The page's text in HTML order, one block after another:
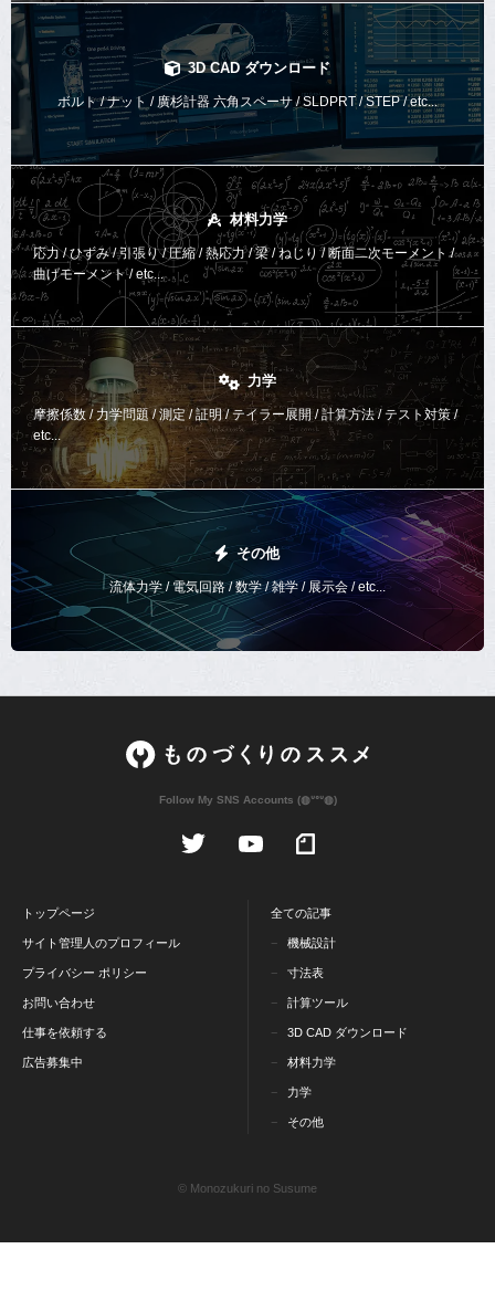
3D CAD ダウンロード
ボルト / ナット / 廣杉計器 六角スペーサ / SLDPRT / STEP / etc...
材料力学
応力 / ひずみ / 引張り / 圧縮 / 熱応力 / 梁 / ねじり /断面二次モーメント /
曲げモーメント /etc...
力学
摩擦係数 / 力学問題 / 測定 / 証明 / テイラー展開 / 計算方法 /テスト対策 /
etc...
その他
流体力学 / 電気回路 / 数学 / 雑学 / 展示会 / etc...
Follow My SNS Accounts (◍ᐡᐤᐡ◍)
トップページ
サイト管理人のプロフィール
プライバシー ポリシー
お問い合わせ
仕事を依頼する
広告募集中
全ての記事
機械設計
寸法表
計算ツール
3D CAD ダウンロード
材料力学
力学
その他
© Monozukuri no Susume